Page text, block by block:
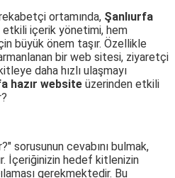
ortamında, Şanlıurfa
içerik yönetimi, hem
büyük önem taşır. Özellikle
bir web sitesi, ziyaretçi
daha hızlı ulaşmayı
hazır website üzerinden etkili
sorusunun cevabını bulmak,
İçeriğinizin hedef kitlenizin
gerekmektedir. Bu